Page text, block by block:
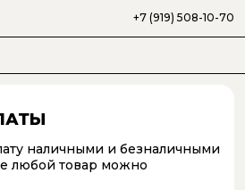
+7 (919) 508-10-70
наличными и безналичными
любой товар можно